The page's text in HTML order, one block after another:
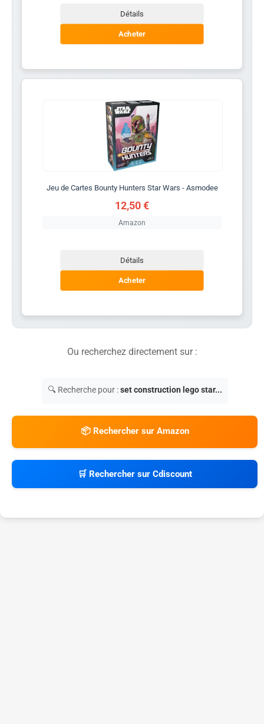
Détails
Acheter
Jeu de Cartes Bounty Hunters Star Wars - Asmodee
12,50 €
Amazon
Détails
Acheter
Ou recherchez directement sur :
🔍 Recherche pour :set construction lego star...
📦 Rechercher sur Amazon
🛒 Rechercher sur Cdiscount